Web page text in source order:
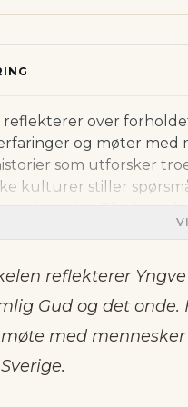
reflekterer over
og møter med
som utforsker
kulturer stiller
en Gud som er
Jesus Kristus er
for seg hvordan
håp i Guds løfter.
etter tsunamien i
syn på menneskelig
reflekterer
Gud og det
med